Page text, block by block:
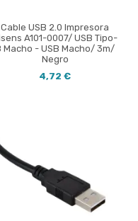
Cable USB 2.0 Impresora
A101-0007/ USB Tipo-
Macho - USB Macho/ 3m/
Negro
4,72 €